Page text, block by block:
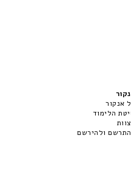
אנקור
הלימוד
ולהירשם